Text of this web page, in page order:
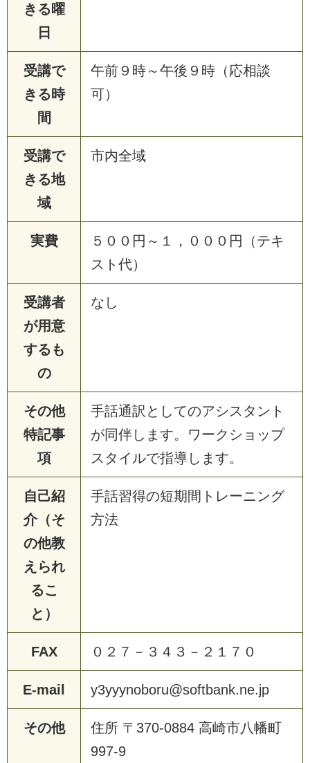
きる曜
日
受講で
きる時
間
午前９時～午後９時（応相談
可）
受講で
きる地
域
市内全域
実費
５００円～１，０００円（テキ
スト代）
受講者
が用意
するも
の
なし
その他
特記事
項
手話通訳としてのアシスタント
が同伴します。ワークショップ
スタイルで指導します。
自己紹
介（そ
の他教
えられ
るこ
と）
手話習得の短期間トレーニング
方法
FAX ０２７－３４３－２１７０
E-mail y3yyynoboru@softbank.ne.jp
その他
住所 〒370-0884 高崎市八幡町
997-9